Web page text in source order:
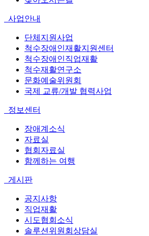
사업안내
단체지원사업
척수장애인재활지원센터
척수장애인직업재활
척수재활연구소
문화예술위원회
국제 교류/개발 협력사업
정보센터
장애계소식
자료실
협회자료실
함께하는 여행
게시판
공지사항
직업재활
시도협회소식
솔루션위원회상담실